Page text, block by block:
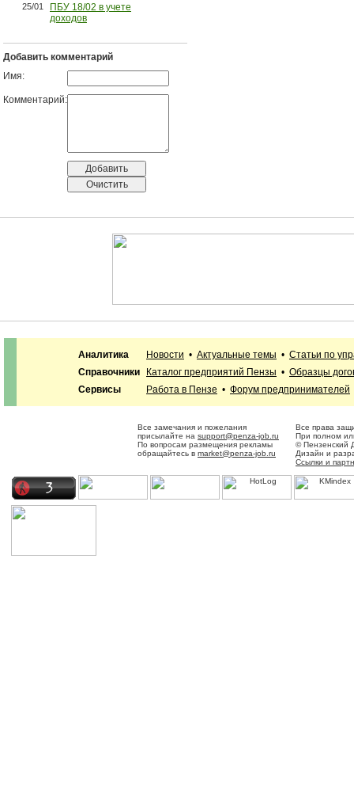
25/01
ПБУ 18/02 в учете
доходов
Добавить комментарий
Имя:
Комментарий:
Аналитика Новости • Актуальные темы • Статьи по
Справочники
Каталог предприятий Пензы • Образцы
Сервисы
Работа в Пензе • Форум предпринимателей
Все замечания и пожелания
присылайте на support@penza-job.ru
По вопросам размещения рекламы
обращайтесь в market@penza-job.ru
Все права
При полном
© Пензенский
Дизайн и
Ссылки и